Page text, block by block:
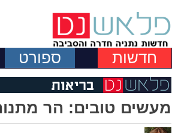
חדשות ספורט
מעשים טובים: הר